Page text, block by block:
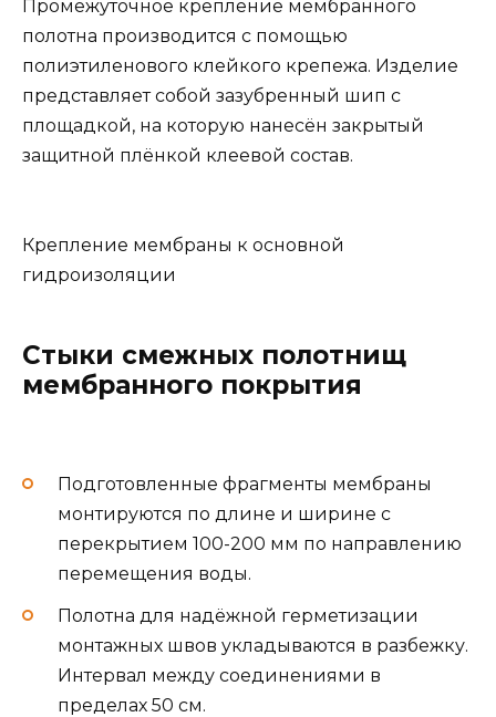
Промежуточное крепление мембранного
полотна производится с помощью
полиэтиленового клейкого крепежа. Изделие
представляет собой зазубренный шип с
площадкой, на которую нанесён закрытый
защитной плёнкой клеевой состав.
Крепление мембраны к основной
гидроизоляции
Стыки смежных полотнищ
мембранного покрытия
Подготовленные фрагменты мембраны
монтируются по длине и ширине с
перекрытием 100-200 мм по направлению
перемещения воды.
Полотна для надёжной герметизации
монтажных швов укладываются в разбежку.
Интервал между соединениями в
пределах 50 см.